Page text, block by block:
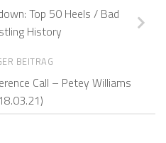
Top 50 Heels / Bad
History
BEITRAG
Call – Petey Williams